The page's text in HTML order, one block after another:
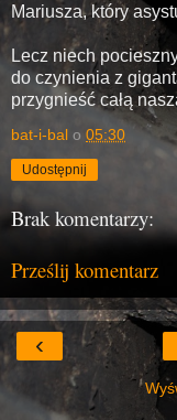
Mariusza, który
Lecz niech
do czynienia z
przygnieść całą
bat-i-bal o 05:30
Udostępnij
Brak komentarzy:
Prześlij komentarz
‹